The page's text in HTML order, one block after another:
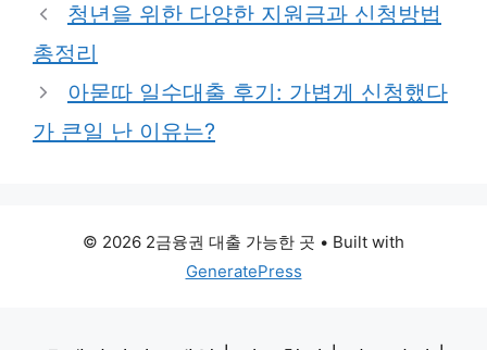
청년을 위한 다양한 지원금과 신청방법
총정리
아묻따 일수대출 후기: 가볍게 신청했다
가 큰일 난 이유는?
© 2026 2금융권 대출 가능한 곳 • Built with
GeneratePress